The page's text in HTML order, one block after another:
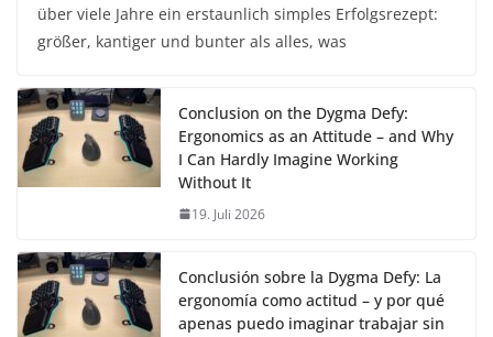
über viele Jahre ein erstaunlich simples Erfolgsrezept:
größer, kantiger und bunter als alles, was
Conclusion on the Dygma Defy:
Ergonomics as an Attitude – and Why
I Can Hardly Imagine Working
Without It
19. Juli 2026
Conclusión sobre la Dygma Defy: La
ergonomía como actitud – y por qué
apenas puedo imaginar trabajar sin